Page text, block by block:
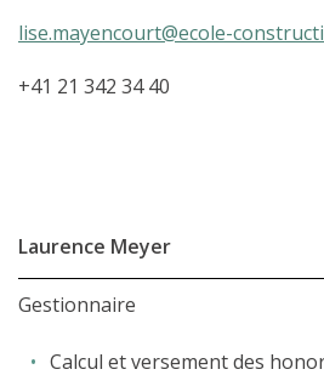
lise.mayencourt@ecole-
+41 21 342 34 40
Laurence Meyer
Gestionnaire
Calcul et versement des